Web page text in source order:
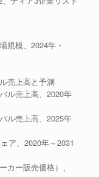
模、2024年・
売上高と予測
ル売上高、2020年
ル売上高、2025年
ア、2020年～2031
カー販売価格）、